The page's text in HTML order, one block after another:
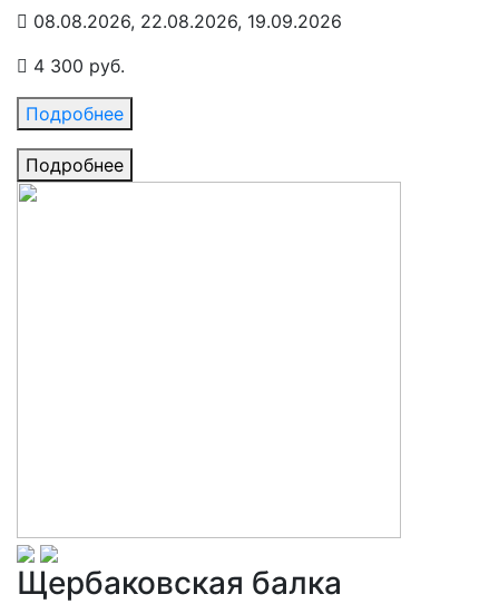
08.08.2026, 22.08.2026, 19.09.2026
4 300 руб.
Подробнее
Подробнее
Щербаковская балка